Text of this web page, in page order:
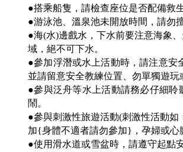
●搭乘船隻，請檢查座位是否配備救
●游泳池、溫泉池未開放時間，請勿
●海(水)邊戲水，下水前要注意海象
域，絕不可下水。
●參加浮潛或水上活動時，請注意安
並請留意安全教練位置、勿單獨遊玩
●參與泛舟等水上活動請務必仔細
鬧。
●參與刺激性旅遊活動(刺激性活動
加{身體不適者請勿參加}，孕婦或
●使用滑水道或雪盆時，請遵守起點